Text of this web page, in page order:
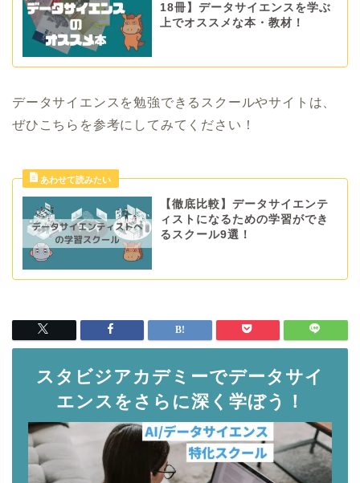
18冊】データサイエンスを学ぶ
上でオススメな本・教材！
データサイエンスを勉強できるスクールやサイトは、
ぜひこちらを参考にしてみてください！
【徹底比較】データサイエンテ
ィストになるための学習ができ
るスクール9選！
スタビジアカデミーでデータサイ
エンスをさらに深く学ぼう！